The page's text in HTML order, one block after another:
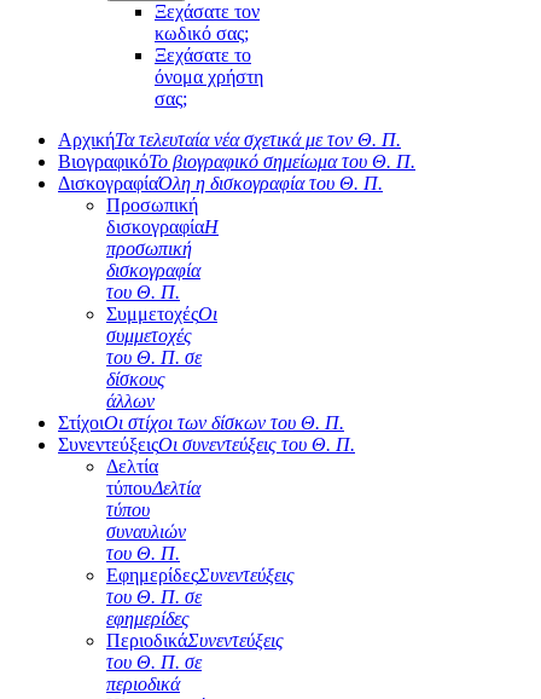
Ξεχάσατε τον
κωδικό σας;
Ξεχάσατε το
όνομα χρήστη
σας;
ΑρχικήΤα τελευταία νέα σχετικά με τον Θ. Π.
ΒιογραφικόΤο βιογραφικό σημείωμα του Θ. Π.
ΔισκογραφίαΌλη η δισκογραφία του Θ. Π.
Προσωπική
δισκογραφίαΗ
προσωπική
δισκογραφία
του Θ. Π.
ΣυμμετοχέςΟι
συμμετοχές
του Θ. Π. σε
δίσκους
άλλων
ΣτίχοιΟι στίχοι των δίσκων του Θ. Π.
ΣυνεντεύξειςΟι συνεντεύξεις του Θ. Π.
Δελτία
τύπουΔελτία
τύπου
συναυλιών
του Θ. Π.
ΕφημερίδεςΣυνεντεύξεις
του Θ. Π. σε
εφημερίδες
ΠεριοδικάΣυνεντεύξεις
του Θ. Π. σε
περιοδικά